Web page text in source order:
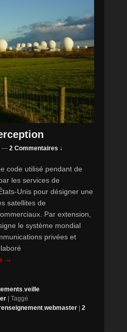
— 2 Commentaires ↓
code utilisé pendant de
les services de
Unis pour désigner une
satellites de
Par extension,
le système mondial
privées et
→
,veille
Taggé
,webmaster
2